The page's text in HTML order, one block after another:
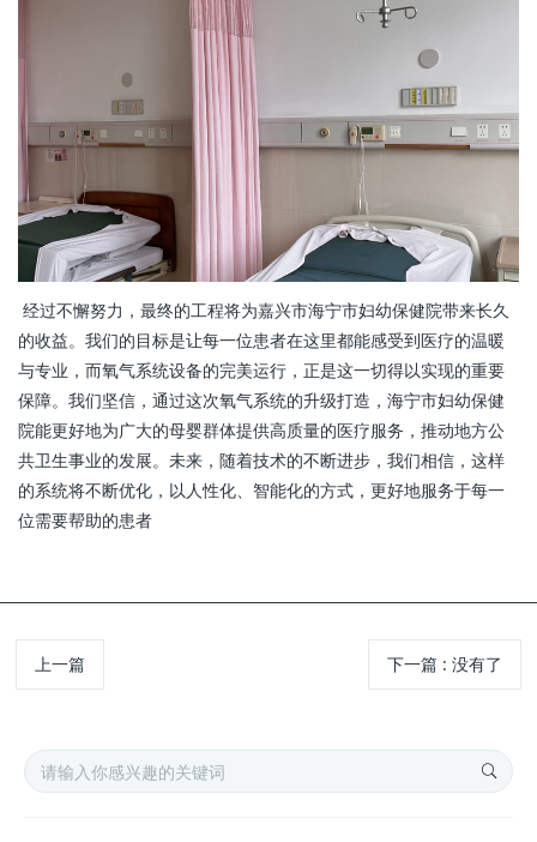
经过不懈努力，最终的工程将为嘉兴市海宁市妇幼保健院带来长久
的收益。我们的目标是让每一位患者在这里都能感受到医疗的温暖
与专业，而氧气系统设备的完美运行，正是这一切得以实现的重要
保障。我们坚信，通过这次氧气系统的升级打造，海宁市妇幼保健
院能更好地为广大的母婴群体提供高质量的医疗服务，推动地方公
共卫生事业的发展。未来，随着技术的不断进步，我们相信，这样
的系统将不断优化，以人性化、智能化的方式，更好地服务于每一
位需要帮助的患者
上一篇 下一篇: 没有了